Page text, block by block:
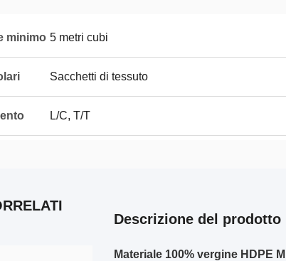
minimo 5 metri cubi
Sacchetti di tessuto
L/C, T/T
Descrizione del prodotto
Materiale 100% vergine HDPE